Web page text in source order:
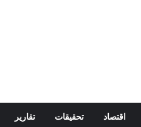
اقتصاد تحقيقات تقارير